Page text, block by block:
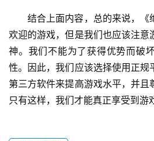
结合上面内容，总的来说，《
欢迎的游戏，但是我们也应该注意
神。我们不能为了获得优势而破
性。因此，我们应该选择使用正规
第三方软件来提高游戏水平，并且
只有这样，我们才能真正享受到游